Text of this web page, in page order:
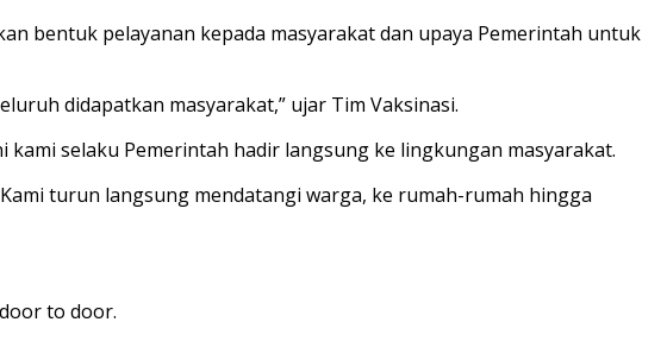
bentuk pelayanan kepada masyarakat dan upaya Pemerintah untuk
didapatkan masyarakat,” ujar Tim Vaksinasi.
selaku Pemerintah hadir langsung ke lingkungan masyarakat.
turun langsung mendatangi warga, ke rumah-rumah hingga
to door.